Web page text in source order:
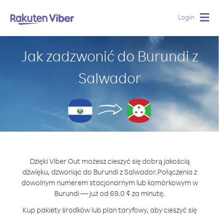
Login
Jak zadzwonić do Burundi z
Salwador
Dzięki Viber Out możesz cieszyć się dobrą jakością
dźwięku, dzwoniąc do Burundi z Salwador.Połączenia z
dowolnym numerem stacjonarnym lub komórkowym w
Burundi — już od 69.0 ¢ za minutę.
Kup pakiety środków lub plan taryfowy, aby cieszyć się